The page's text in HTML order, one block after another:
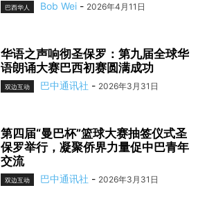
巴西华人 Bob Wei - 2026年4月11日
华语之声响彻圣保罗：第九届全球华
语朗诵大赛巴西初赛圆满成功
双边互动 巴中通讯社 - 2026年3月31日
第四届“曼巴杯”篮球大赛抽签仪式圣
保罗举行，凝聚侨界力量促中巴青年
交流
双边互动 巴中通讯社 - 2026年3月31日